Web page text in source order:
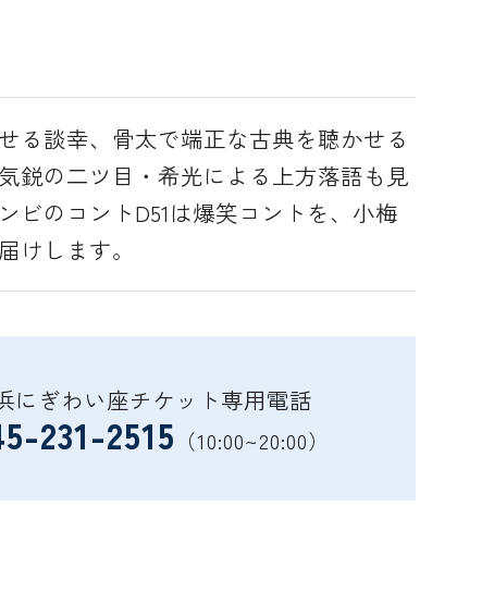
る談幸、骨太で端正な古典を聴かせる
鋭の二ツ目・希光による上方落語も見
ビのコントD51は爆笑コントを、小梅
けします。
にぎわい座チケット専用電話
231-2515 （10:00~20:00）